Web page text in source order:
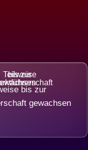
bis zur
gewachsen